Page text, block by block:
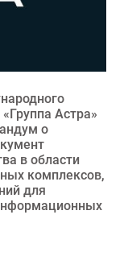
Астра»
о
в области
комплексов,
для